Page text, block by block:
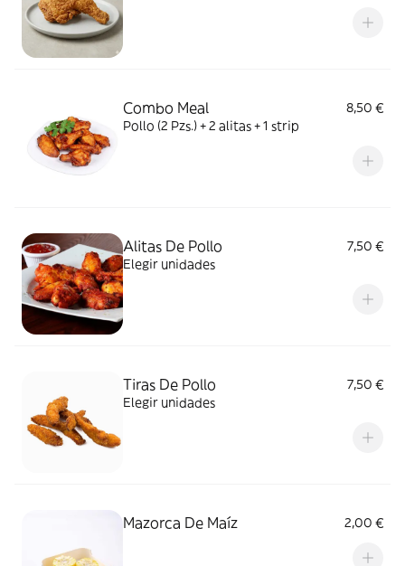
Combo Meal
8,50 €
Pollo (2 Pzs.) + 2 alitas + 1 strip
Alitas De Pollo
7,50 €
Elegir unidades
Tiras De Pollo
7,50 €
Elegir unidades
Mazorca De Maíz 2,00 €